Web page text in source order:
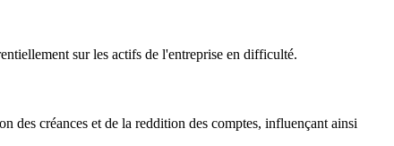
sur les actifs de l'entreprise en difficulté.
des créances et de la reddition des comptes, influençant ainsi